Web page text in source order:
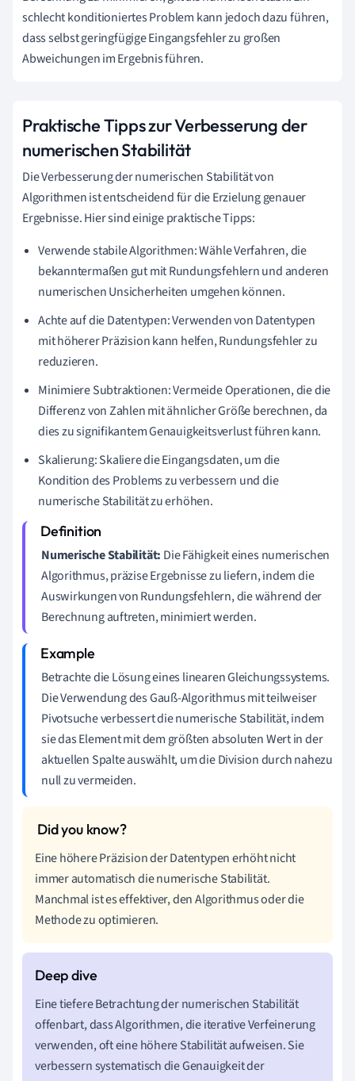
schlecht konditioniertes Problem kann jedoch dazu führen,
dass selbst geringfügige Eingangsfehler zu großen
Abweichungen im Ergebnis führen.
Praktische Tipps zur Verbesserung der
numerischen Stabilität
Die Verbesserung der numerischen Stabilität von
Algorithmen ist entscheidend für die Erzielung genauer
Ergebnisse. Hier sind einige praktische Tipps:
Verwende stabile Algorithmen: Wähle Verfahren, die
bekanntermaßen gut mit Rundungsfehlern und anderen
numerischen Unsicherheiten umgehen können.
Achte auf die Datentypen: Verwenden von Datentypen
mit höherer Präzision kann helfen, Rundungsfehler zu
reduzieren.
Minimiere Subtraktionen: Vermeide Operationen, die die
Differenz von Zahlen mit ähnlicher Größe berechnen, da
dies zu signifikantem Genauigkeitsverlust führen kann.
Skalierung: Skaliere die Eingangsdaten, um die
Kondition des Problems zu verbessern und die
numerische Stabilität zu erhöhen.
Numerische Stabilität: Die Fähigkeit eines numerischen
Algorithmus, präzise Ergebnisse zu liefern, indem die
Auswirkungen von Rundungsfehlern, die während der
Berechnung auftreten, minimiert werden.
Betrachte die Lösung eines linearen Gleichungssystems.
Die Verwendung des Gauß-Algorithmus mit teilweiser
Pivotsuche verbessert die numerische Stabilität, indem
sie das Element mit dem größten absoluten Wert in der
aktuellen Spalte auswählt, um die Division durch nahezu
null zu vermeiden.
Eine höhere Präzision der Datentypen erhöht nicht
immer automatisch die numerische Stabilität.
Manchmal ist es effektiver, den Algorithmus oder die
Methode zu optimieren.
Eine tiefere Betrachtung der numerischen Stabilität
offenbart, dass Algorithmen, die iterative Verfeinerung
verwenden, oft eine höhere Stabilität aufweisen. Sie
verbessern systematisch die Genauigkeit der